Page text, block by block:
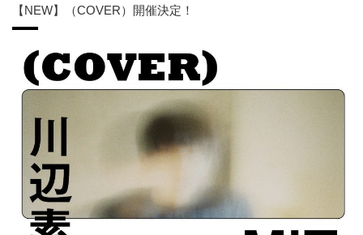
【NEW】（COVER）開催決定！